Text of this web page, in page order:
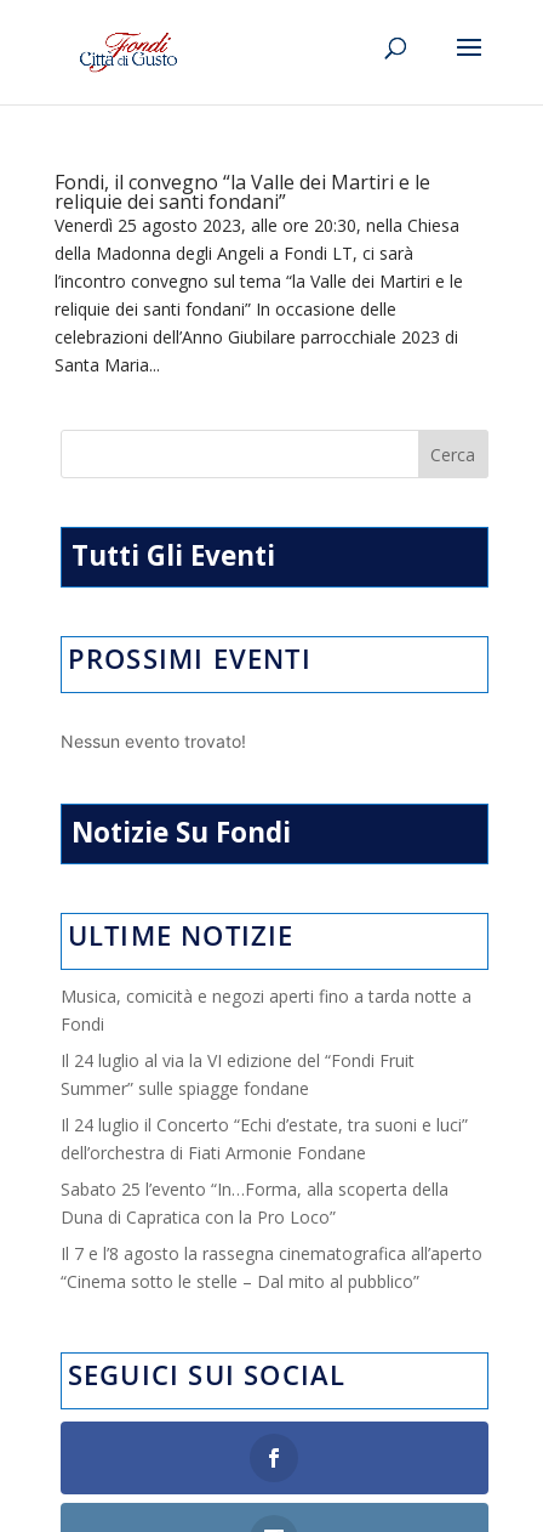
Fondi, il convegno “la Valle dei Martiri e le
reliquie dei santi fondani”
Venerdì 25 agosto 2023, alle ore 20:30, nella Chiesa
della Madonna degli Angeli a Fondi LT, ci sarà
l’incontro convegno sul tema “la Valle dei Martiri e le
reliquie dei santi fondani” In occasione delle
celebrazioni dell’Anno Giubilare parrocchiale 2023 di
Santa Maria...
Tutti Gli Eventi
PROSSIMI EVENTI
Nessun evento trovato!
Notizie Su Fondi
ULTIME NOTIZIE
Musica, comicità e negozi aperti fino a tarda notte a
Fondi
Il 24 luglio al via la VI edizione del “Fondi Fruit
Summer” sulle spiagge fondane
Il 24 luglio il Concerto “Echi d’estate, tra suoni e luci”
dell’orchestra di Fiati Armonie Fondane
Sabato 25 l’evento “In…Forma, alla scoperta della
Duna di Capratica con la Pro Loco”
Il 7 e l’8 agosto la rassegna cinematografica all’aperto
“Cinema sotto le stelle – Dal mito al pubblico”
SEGUICI SUI SOCIAL